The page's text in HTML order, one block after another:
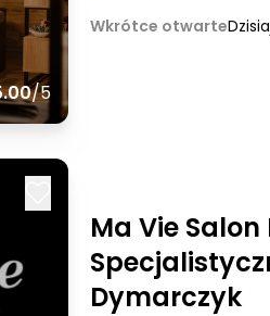
/5
Wkrótce otwarte
Ma Vie
Dymarczyk